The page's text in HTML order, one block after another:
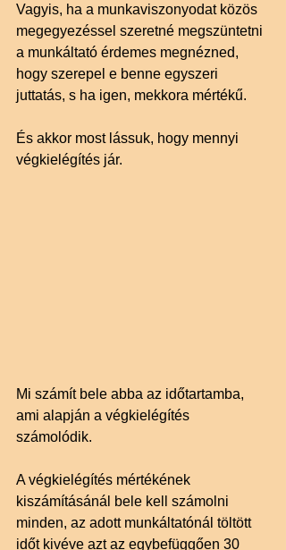
Vagyis, ha a munkaviszonyodat közös
megegyezéssel szeretné megszüntetni
a munkáltató érdemes megnézned,
hogy szerepel e benne egyszeri
juttatás, s ha igen, mekkora mértékű.
És akkor most lássuk, hogy mennyi
végkielégítés jár.
Mi számít bele abba az időtartamba,
ami alapján a végkielégítés
számolódik.
A végkielégítés mértékének
kiszámításánál bele kell számolni
minden, az adott munkáltatónál töltött
időt kivéve azt az egybefüggően 30